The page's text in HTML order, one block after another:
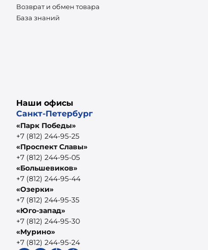
Возврат и обмен товара
База знаний
Наши офисы
Санкт-Петербург
«Парк Победы»
+7 (812) 244-95-25
«Проспект Славы»
+7 (812) 244-95-05
«Большевиков»
+7 (812) 244-95-44
«Озерки»
+7 (812) 244-95-35
«Юго-запад»
+7 (812) 244-95-30
«Мурино»
+7 (812) 244-95-24